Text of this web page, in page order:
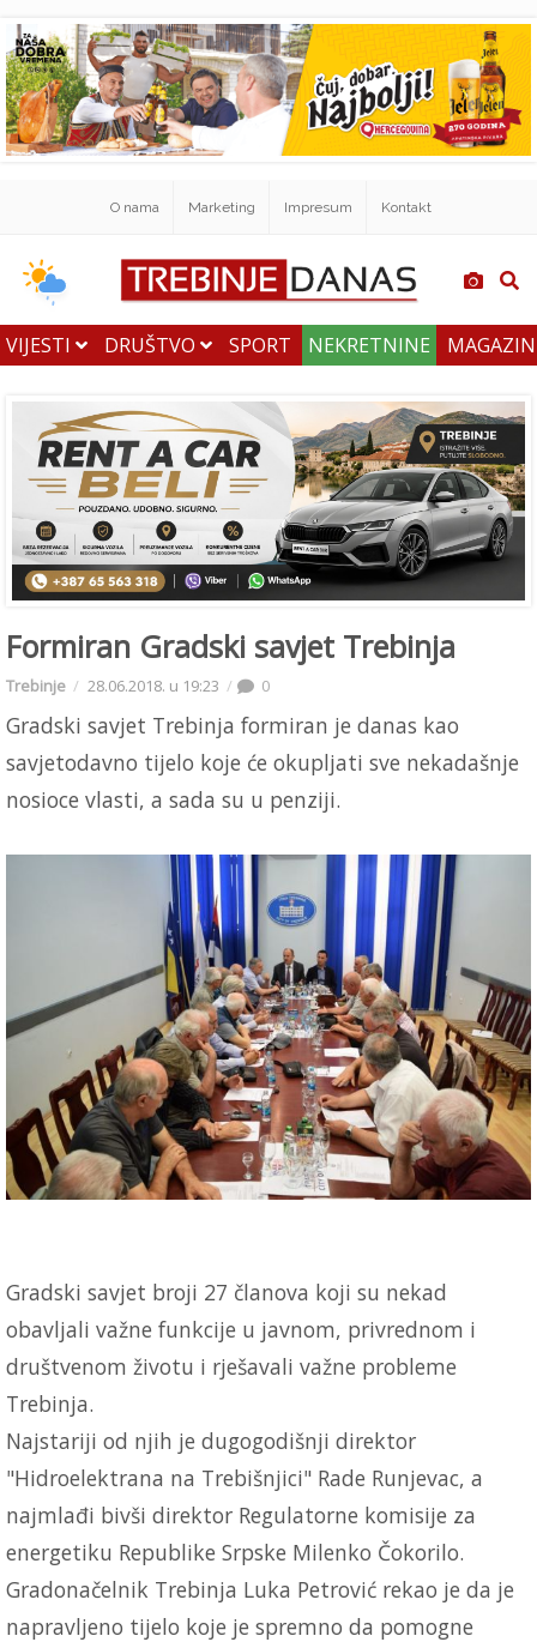
O nama Marketing Impresum Kontakt
VIJESTI DRUŠTVO SPORT NEKRETNINE
Formiran Gradski savjet Trebinja
Trebinje 28.06.2018. u 19:23 0
Gradski savjet Trebinja formiran je danas kao
savjetodavno tijelo koje će okupljati sve nekadašnje
nosioce vlasti, a sada su u penziji.
Gradski savjet broji 27 članova koji su nekad
obavljali važne funkcije u javnom, privrednom i
društvenom životu i rješavali važne probleme
Trebinja.
Najstariji od njih je dugogodišnji direktor
"Hidroelektrana na Trebišnjici" Rade Runjevac, a
najmlađi bivši direktor Regulatorne komisije za
energetiku Republike Srpske Milenko Čokorilo.
Gradonačelnik Trebinja Luka Petrović rekao je da je
napravljeno tijelo koje je spremno da pomogne